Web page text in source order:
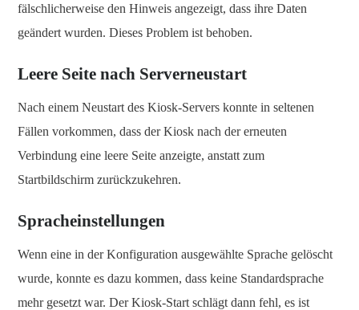
fälschlicherweise den Hinweis angezeigt, dass ihre Daten
geändert wurden. Dieses Problem ist behoben.
Leere Seite nach Serverneustart
Nach einem Neustart des Kiosk-Servers konnte in seltenen
Fällen vorkommen, dass der Kiosk nach der erneuten
Verbindung eine leere Seite anzeigte, anstatt zum
Startbildschirm zurückzukehren.
Spracheinstellungen
Wenn eine in der Konfiguration ausgewählte Sprache gelöscht
wurde, konnte es dazu kommen, dass keine Standardsprache
mehr gesetzt war. Der Kiosk-Start schlägt dann fehl, es ist